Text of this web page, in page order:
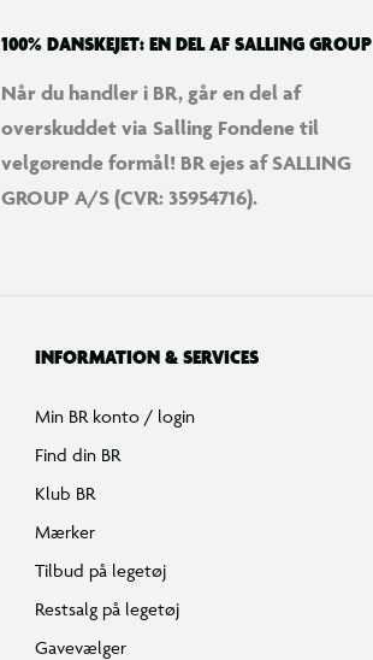
100% DANSKEJET: EN DEL AF SALLING GROUP
Når du handler i BR, går en del af
overskuddet via Salling Fondene til
velgørende formål! BR ejes af SALLING
GROUP A/S (CVR: 35954716).
INFORMATION & SERVICES
Min BR konto / login
Find din BR
Klub BR
Mærker
Tilbud på legetøj
Restsalg på legetøj
Gavevælger